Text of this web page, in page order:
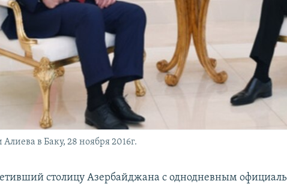
в Баку, 28 ноября 2016г.
столицу Азербайджана с однодневным